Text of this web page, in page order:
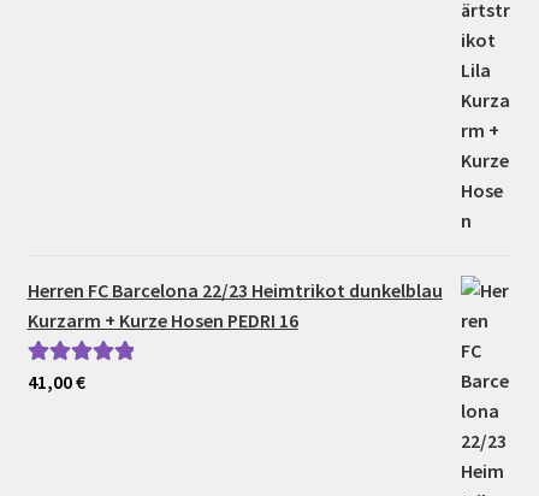
Herren FC Barcelona 22/23 Heimtrikot dunkelblau
Kurzarm + Kurze Hosen PEDRI 16
Bewertet mit
41,00€